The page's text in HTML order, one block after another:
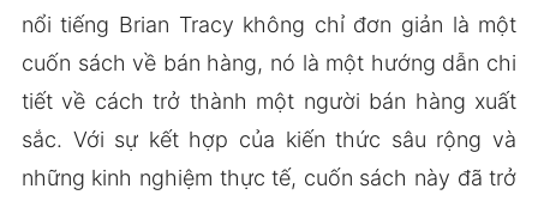
nổi tiếng Brian Tracy không chỉ đơn giản là một
cuốn sách về bán hàng, nó là một hướng dẫn chi
tiết về cách trở thành một người bán hàng xuất
sắc. Với sự kết hợp của kiến thức sâu rộng và
những kinh nghiệm thực tế, cuốn sách này đã trở